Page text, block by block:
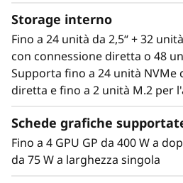
p
o
a
Storage interno
Fino a 24 unità da 2,5“ + 32
con connessione diretta o 48
Supporta fino a 24 unità NVMe
diretta e fino a 2 unità M.2 per
Schede grafiche
Fino a 4 GPU GP da 400 W a
da 75 W a larghezza singola